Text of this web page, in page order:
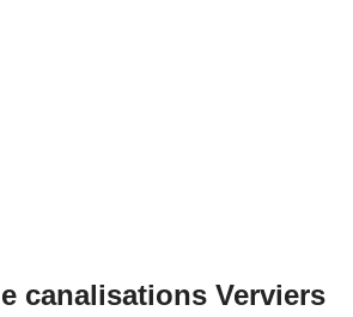
canalisations Verviers